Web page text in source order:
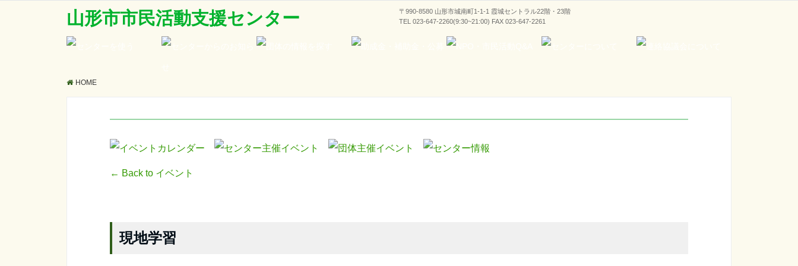
山形市市民活動支援センター
〒990-8580 山形市城南町1-1-1 霞城セントラル22階・23階
TEL 023-647-2260(9:30~21:00) FAX 023-647-2261
HOME
← Back to イベント
現地学習